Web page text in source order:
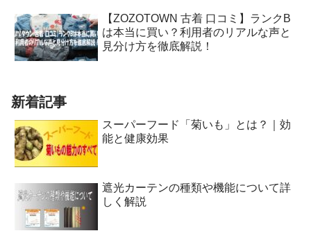
【ZOZOTOWN 古着 口コミ】ランクB
は本当に買い？利用者のリアルな声と
見分け方を徹底解説！
新着記事
スーパーフード「菊いも」とは？｜効
能と健康効果
遮光カーテンの種類や機能について詳
しく解説